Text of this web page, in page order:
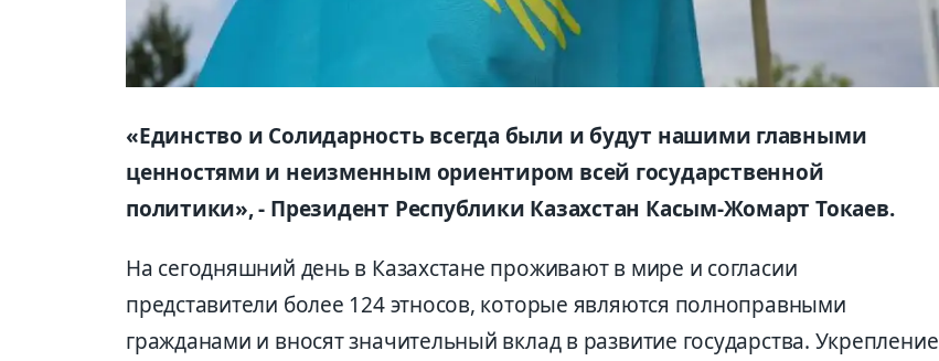
«Единство и Солидарность всегда были и будут нашими главными
ценностями и неизменным ориентиром всей государственной
политики», - Президент Республики Казахстан Касым-Жомарт Токаев.
На сегодняшний день в Казахстане проживают в мире и согласии
представители более 124 этносов, которые являются полноправными
гражданами и вносят значительный вклад в развитие государства. Укрепление